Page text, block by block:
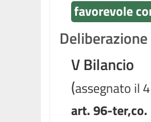
favorevole
V Bilancio
(assegnato il
art. 96-ter,co.